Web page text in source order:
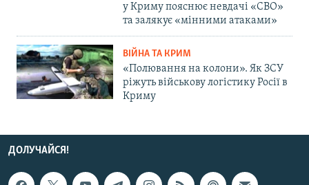
у Криму пояснює невдачі «СВО»
та залякує «мінними атаками»
ВІЙНА ТА КРИМ
«Полювання на колони». Як ЗСУ
ріжуть військову логістику Росії в
Криму
ДОЛУЧАЙСЯ!